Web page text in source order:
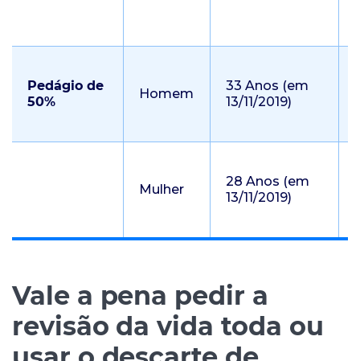
Pedágio de
50%
Homem
33 Anos (em
13/11/2019)
Mulher
28 Anos (em
13/11/2019)
Vale a pena pedir a
revisão da vida toda ou